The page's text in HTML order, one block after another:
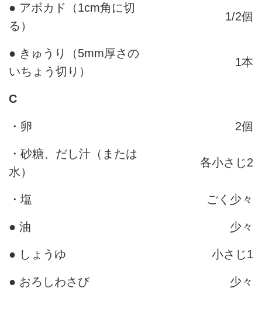
● アボカド（1cm角に切
る）
1/2個
● きゅうり（5mm厚さの
いちょう切り）
1本
C
・卵 2個
・砂糖、だし汁（または
水）
各小さじ2
・塩 ごく少々
● 油 少々
● しょうゆ 小さじ1
● おろしわさび 少々